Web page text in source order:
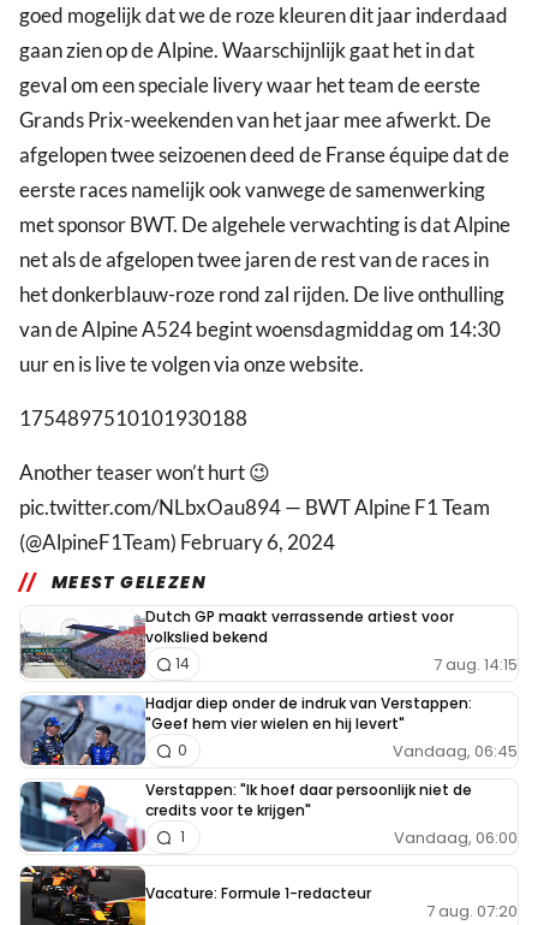
goed mogelijk dat we de roze kleuren dit jaar inderdaad
gaan zien op de Alpine. Waarschijnlijk gaat het in dat
geval om een speciale livery waar het team de eerste
Grands Prix-weekenden van het jaar mee afwerkt. De
afgelopen twee seizoenen deed de Franse équipe dat de
eerste races namelijk ook vanwege de samenwerking
met sponsor BWT. De algehele verwachting is dat Alpine
net als de afgelopen twee jaren de rest van de races in
het donkerblauw-roze rond zal rijden. De live onthulling
van de Alpine A524 begint woensdagmiddag om 14:30
uur en is live te volgen via onze website.
1754897510101930188
Another teaser won’t hurt 😉
pic.twitter.com/NLbxOau894 — BWT Alpine F1 Team
(@AlpineF1Team) February 6, 2024
MEEST GELEZEN
Dutch GP maakt verrassende artiest voor
volkslied bekend
7 aug. 14:15
14
Hadjar diep onder de indruk van Verstappen:
"Geef hem vier wielen en hij levert"
Vandaag, 06:45
0
Verstappen: "Ik hoef daar persoonlijk niet de
credits voor te krijgen"
Vandaag, 06:00
1
Vacature: Formule 1-redacteur
7 aug. 07:20